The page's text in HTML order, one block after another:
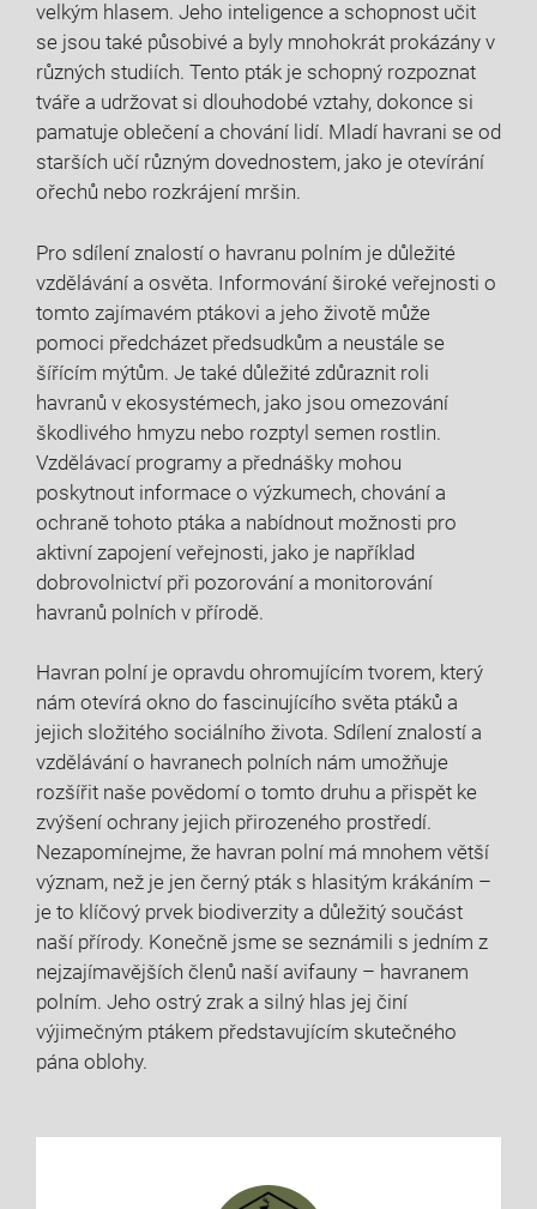
velkým hlasem. Jeho inteligence a schopnost učit
se jsou také působivé a byly mnohokrát prokázány v
různých studiích. Tento pták je schopný rozpoznat
tváře a udržovat si dlouhodobé vztahy, dokonce si
pamatuje oblečení a chování lidí. Mladí havrani se od
starších učí různým dovednostem, jako je otevírání
ořechů nebo rozkrájení mršin.
Pro sdílení znalostí o havranu polním je důležité
vzdělávání a osvěta. Informování široké veřejnosti o
tomto zajímavém ptákovi a jeho životě může
pomoci předcházet předsudkům a neustále se
šířícím mýtům. Je také důležité zdůraznit roli
havranů v ekosystémech, jako jsou omezování
škodlivého hmyzu nebo rozptyl semen rostlin.
Vzdělávací programy a přednášky mohou
poskytnout informace o výzkumech, chování a
ochraně tohoto ptáka a nabídnout možnosti pro
aktivní zapojení veřejnosti, jako je například
dobrovolnictví při pozorování a monitorování
havranů polních v přírodě.
Havran polní je opravdu ohromujícím tvorem, který
nám otevírá okno do fascinujícího světa ptáků a
jejich složitého sociálního života. Sdílení znalostí a
vzdělávání o havranech polních nám umožňuje
rozšířit naše povědomí o tomto druhu a přispět ke
zvýšení ochrany jejich přirozeného prostředí.
Nezapomínejme, že havran polní má mnohem větší
význam, než je jen černý pták s hlasitým krákáním –
je to klíčový prvek biodiverzity a důležitý součást
naší přírody. Konečně jsme se seznámili s jedním z
nejzajímavějších členů naší avifauny – havranem
polním. Jeho ostrý zrak a silný hlas jej činí
výjimečným ptákem představujícím skutečného
pána oblohy.